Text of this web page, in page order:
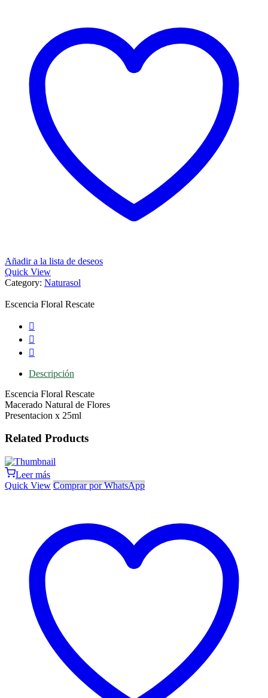
Añadir a la lista de deseos
Quick View
Category: Naturasol
Escencia Floral Rescate
Descripción
Escencia Floral Rescate
Macerado Natural de Flores
Presentacion x 25ml
Related Products
Leer más
Quick View Comprar por WhatsApp